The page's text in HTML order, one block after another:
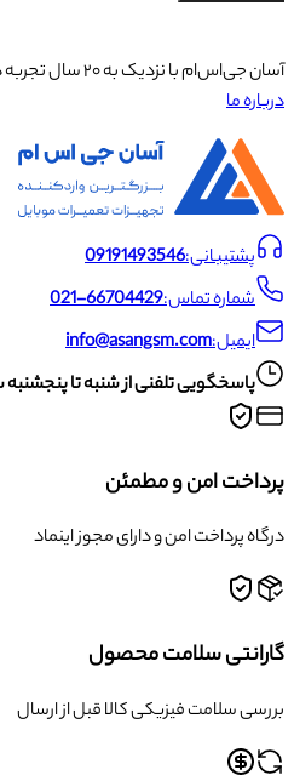
آسان جی‌اس‌ام با نزدیک به ۲۰ سال تجربه در تأمین تجهیزات تعمیرات الکترونیک، آموزش تخصصی موبایل و ارائه خدمات تعمیر تلفن همراه و لوازم جانبی، با تکیه بر تیمی حرفه‌ای، رضایت و اعتماد مشتریان را اولویت اصلی خود قرار داده است.
درباره ما
پشتیبانی:09191493546
شماره تماس:021-66704429
ایمیل:info@asangsm.com
پاسخگویی تلفنی از شنبه تا پنجشنبه ساعت
پرداخت امن و مطمئن
درگاه پرداخت امن و دارای مجوز اینماد
گارانتی سلامت محصول
بررسی سلامت فیزیکی کالا قبل از ارسال